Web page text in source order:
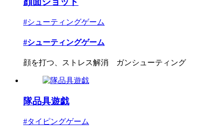
#シューティングゲーム
#シューティングゲーム
顔を打つ、ストレス解消 ガンシューティング
隊品具遊戯
#タイピングゲーム